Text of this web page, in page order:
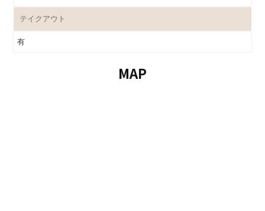
テイクアウト
有
MAP